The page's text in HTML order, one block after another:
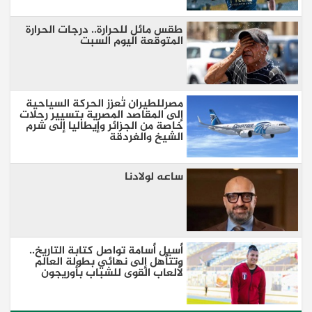
طقس مائل للحرارة.. درجات الحرارة
المتوقعة اليوم السبت
مصرللطيران تُعزز الحركة السياحية
إلى المقاصد المصرية بتسيير رحلات
خاصة من الجزائر وإيطاليا إلى شرم
الشيخ والغردقة
ساعه لولادنا
أسيل أسامة تواصل كتابة التاريخ..
وتتأهل إلى نهائي بطولة العالم
لألعاب القوى للشباب بأوريجون